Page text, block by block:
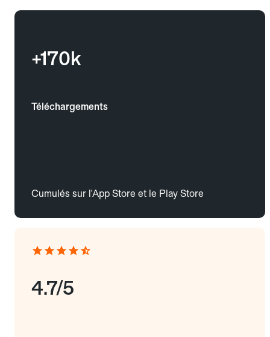
+170k
Téléchargements
Cumulés sur l'App Store et le Play Store
4.7/5